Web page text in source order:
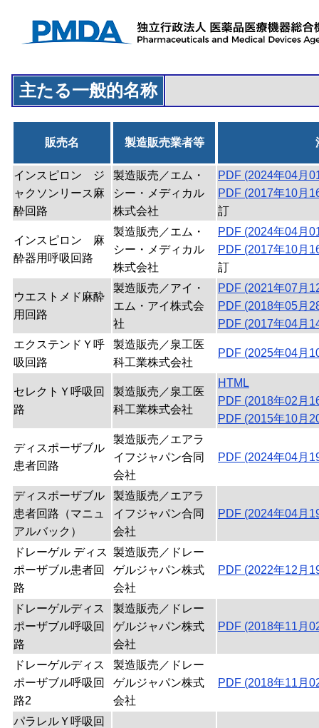
主たる一般的名称
販売名 製造販売業者等
インスピロン ジ
ャクソンリース麻
酔回路
製造販売／エム・
シー・メディカル
株式会社
PDF (2024年04月
PDF (2017年10月
訂
インスピロン 麻
酔器用呼吸回路
製造販売／エム・
シー・メディカル
株式会社
PDF (2024年04月
PDF (2017年10月
訂
ウエストメド麻酔
用回路
製造販売／アイ・
エム・アイ株式会
社
PDF (2021年07月
PDF (2018年05月
PDF (2017年04月
エクステンドＹ呼
吸回路
製造販売／泉工医
科工業株式会社
PDF (2025年04月
セレクトＹ呼吸回
路
製造販売／泉工医
科工業株式会社
HTML
PDF (2018年02月
PDF (2015年10月
ディスポーザブル
患者回路
製造販売／エアラ
イフジャパン合同
会社
PDF (2024年04月
ディスポーザブル
患者回路（マニュ
アルバック）
製造販売／エアラ
イフジャパン合同
会社
PDF (2024年04月
ドレーゲル ディス
ポーザブル患者回
路
製造販売／ドレー
ゲルジャパン株式
会社
PDF (2022年12月
ドレーゲルディス
ポーザブル呼吸回
路
製造販売／ドレー
ゲルジャパン株式
会社
PDF (2018年11月
ドレーゲルディス
ポーザブル呼吸回
路2
製造販売／ドレー
ゲルジャパン株式
会社
PDF (2018年11月
パラレルＹ呼吸回